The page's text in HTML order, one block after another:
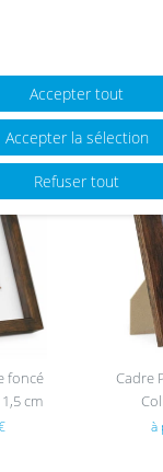
Chêne |
à
foncé
cm
List
e de
Cadre
à
Accepter tout
Accepter la sélection
Refuser tout